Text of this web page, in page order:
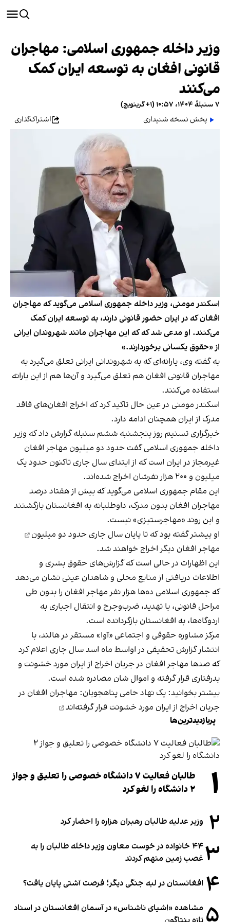
وزیر داخله جمهوری اسلامی: مهاجران
قانونی افغان به توسعه ایران کمک
می‌کنند
۷ سنبلهٔ ۱۴۰۴، ۱۰:۵۷ (‎+۱ گرینویچ)
پخش نسخه شنیداری
اشتراک‌گذاری
اسکندر مومنی، وزیر داخله جمهوری اسلامی می‌گوید که مهاجران
افغان که در ایران حضور قانونی دارند، به توسعه ایران کمک
می‌کنند. او مدعی شد که که این مهاجران مانند شهروندان ایرانی
از «حقوق یکسانی برخوردارند.»
به گفته وی، یارانه‌ای که به شهروندانی ایرانی تعلق می‌گیرد به
مهاجران قانونی افغان هم تعلق می‌گیرد و آن‌ها هم از این یارانه
استفاده می‌کنند.
اسکندر مومنی در عین حال تاکید کرد که اخراج افغان‌های فاقد
مدرک از ایران همچنان ادامه دارد.
خبرگزاری تسنیم روز پنجشنبه ششم سنبله گزارش داد که وزیر
داخله جمهوری اسلامی گفت حدود دو میلیون مهاجر افغان
غیرمجاز در ایران است که از ابتدای سال جاری تاکنون حدود یک
میلیون و ۲۰۰ هزار نفرشان اخراج شده‌اند.
این مقام جمهوری اسلامی می‌گوید که بیش از هفتاد درصد
مهاجران افغان بدون مدرک، داوطلبانه به افغانستان بازگشتند
و این روند «مهاجرستیزی» نیست.
او پیشتر گفته بود که تا پایان سال جاری حدود دو میلیون
مهاجر افغان دیگر اخراج خواهند شد.
این اظهارات در حالی است که گزارش‌های حقوق‌ بشری و
اطلاعات دریافتی از منابع محلی و شاهدان عینی نشان می‌دهد
که جمهوری اسلامی ده‌ها هزار نفر مهاجر افغان را بدون طی
مراحل قانونی، با تهدید، ضرب‌وجرح و انتقال اجباری به
اردوگاه‌ها، به افغانستان بازگردانده است.
مرکز مشاوره حقوقی و اجتماعی «آوا» مستقر در هالند، با
انتشار گزارش تحقیقی در اواسط ماه اسد سال جاری اعلام کرد
که صدها مهاجر افغان در جریان اخراج از ایران مورد خشونت و
بدرفتاری قرار گرفته و اموال شان مصادره شده است.
بیشتر بخوانید: یک نهاد حامی پناهجویان: مهاجران افغان در
جریان اخراج از ایران مورد خشونت قرار گرفته‌اند
پربازدیدترین‌ها
۱
طالبان فعالیت ۷ دانشگاه خصوصی را تعلیق و جواز
۲ دانشگاه را لغو کرد
۲ وزیر عدلیه طالبان رهبران هزاره را احضار کرد
۳
۴۴ خانواده در خوست معاون وزیر داخله طالبان را به
غصب زمین متهم کردند
۴ افغانستان در لبه جنگی دیگر؛ فرصت آشتی پایان یافت؟
مشاهده «اشیای ناشناس» در آسمان افغانستان در اسناد